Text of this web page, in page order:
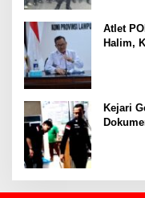
Atlet
Halim,
Kejari